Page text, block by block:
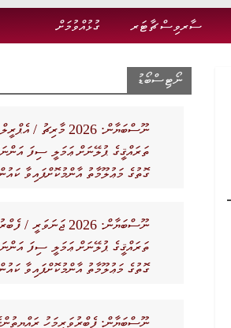
ސާރވިސް ޗާޓަރ ގުޅުއްވުމަށް
ނޯޓިސްބޯޑު
ނޫސްބަޔާން: 2026 މާރިޗު /
ތަރައްޤީގެ ޕުލޭނަށް ޢަމަލީ ސިފަ
ގޮތުގެ މަޢުލޫމާތު އާންމުކޮށްފައިވާ
ނޫސްބަޔާން: 2026
ތަރައްޤީގެ ޕުލޭނަށް ޢަމަލީ ސިފަ
ގޮތުގެ މަޢުލޫމާތު އާންމުކޮށްފައިވާ
ނޫސްބަޔާން: ފެބްރުވަރީމަހު